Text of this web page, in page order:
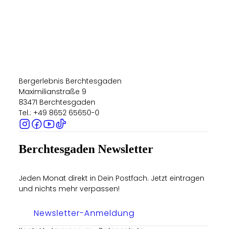
Bergerlebnis Berchtesgaden
Maximilianstraße 9
83471 Berchtesgaden
Tel.: +49 8652 65650-0
Berchtesgaden Newsletter
Jeden Monat direkt in Dein Postfach. Jetzt eintragen
und nichts mehr verpassen!
Newsletter-Anmeldung